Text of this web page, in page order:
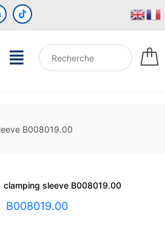
B008019.00
clamping sleeve B008019.00
B008019.00